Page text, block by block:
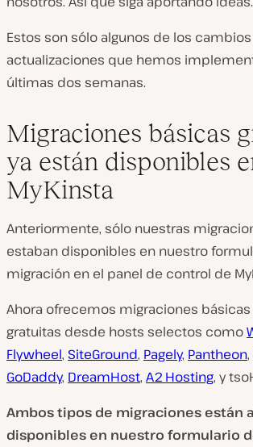
Estos son sólo algunos de los
actualizaciones que hemos
últimas dos semanas.
Migraciones básicas
ya están disponibles
MyKinsta
Anteriormente, sólo nuestras
estaban disponibles en nuestro
migración en el panel de control de
Ahora ofrecemos migraciones
gratuitas desde hosts selectos como
Flywheel, SiteGround, Pagely, Pantheon,
GoDaddy, DreamHost, A2 Hosting, y
Ambos tipos de migraciones están
disponibles en nuestro formulario